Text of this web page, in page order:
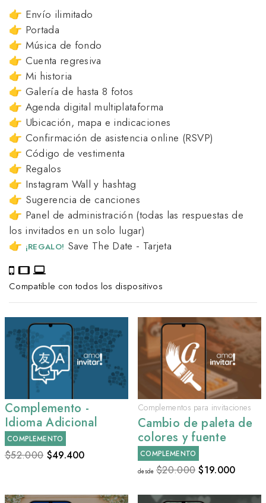
👉 Envío ilimitado
👉 Portada
👉 Música de fondo
👉 Cuenta regresiva
👉 Mi historia
👉 Galería de hasta 8 fotos
👉 Agenda digital multiplataforma
👉 Ubicación, mapa e indicaciones
👉 Confirmación de asistencia online (RSVP)
👉 Código de vestimenta
👉 Regalos
👉 Instagram Wall y hashtag
👉 Sugerencia de canciones
👉 Panel de administración (todas las respuestas de
los invitados en un solo lugar)
👉 ¡REGALO! Save The Date - Tarjeta
Compatible con todos los dispositivos
Complemento -
Idioma Adicional
COMPLEMENTO
$52.000$49.400
Complementos para invitaciones
Cambio de paleta de
colores y fuente
COMPLEMENTO
desde $20.000$19.000